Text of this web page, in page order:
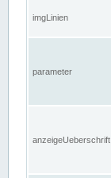
imgLinien
parameter
anzeigeUeberschrift